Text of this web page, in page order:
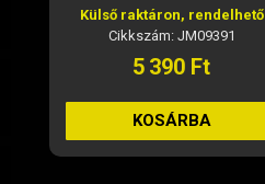
Külső raktáron, rendelhető
Cikkszám: JM09393
5 390 Ft
KOSÁRBA